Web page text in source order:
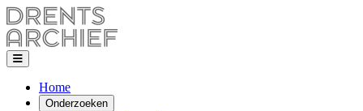
Home
Onderzoeken